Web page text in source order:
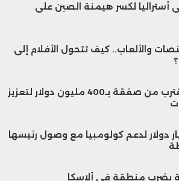
أستراليا لكسر هيمنة الصين على
والألعاب.. كيف تتحول الأفلام إلى
الجيش الأميركي يقترب من صفقة بـ400 مليون دولار لتعزيز
دولار لدعم كولومبيا مع وصول رئيسها